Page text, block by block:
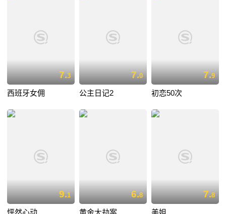
7.3
西班牙女佣
7.0
公主日记2
7.9
初恋50次
9.1 6.8 7.8